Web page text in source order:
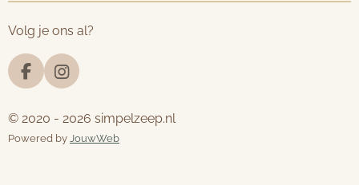
Volg je ons al?
F
a
e
b
I
n
t
a
© 2020 - 2026 simpelzeep.nl
Powered byJouwWeb